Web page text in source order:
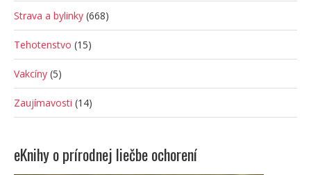
Strava a bylinky (668)
Tehotenstvo (15)
Vakcíny (5)
Zaujímavosti (14)
eKnihy o prírodnej liečbe ochorení